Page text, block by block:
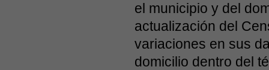
el municipio y del
actualización del
variaciones en sus
domicilio dentro del